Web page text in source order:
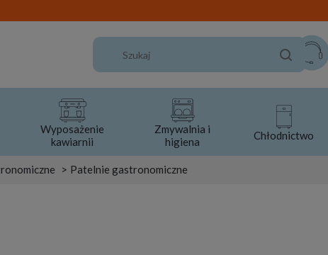
Wyposażenie
kawiarnii
Zmywalnia i
higiena
Chłodnictwo
Patelnie gastronomiczne